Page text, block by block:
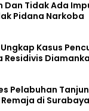
Dan Tidak Ada
Pidana Narkoba
Kasus
Residivis
Pelabuhan
di Surabaya